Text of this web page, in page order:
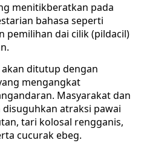
menitikberatkan pada
bahasa seperti
pemilihan dai cilik (pildacil)
ditutup dengan
mengangkat
Masyarakat dan
disuguhkan atraksi pawai
tari kolosal rengganis,
cucurak ebeg.